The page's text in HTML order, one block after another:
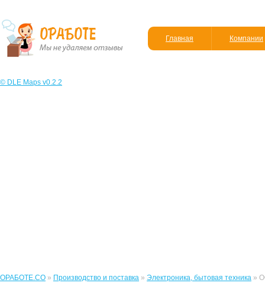
Главная Компании
© DLE Maps v0.2.2
ОРАБОТЕ.CO » Производство и поставка » Электроника, бытовая техника »